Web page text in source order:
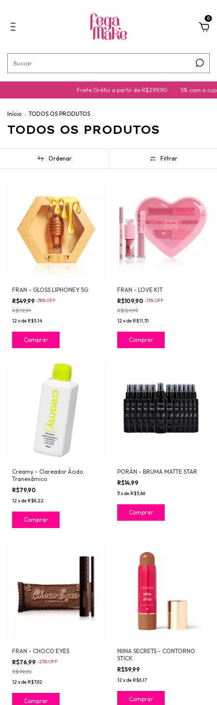
0
Frete Grátis a partir de R$299,90 5% com o cupom do
Início . TODOS OS PRODUTOS
TODOS OS PRODUTOS
Ordenar Filtrar
FRAN - GLOSS LIPHONEY 5G
R$49,99 -38%OFF
R$79,99
12xde R$5,14
FRAN - LOVE KIT
R$109,90 -15%OFF
R$129,99
12xde R$11,31
Creamy - Clareador Ácido
Tranexâmico
R$79,90
12xde R$8,22
PORÁN - BRUMA MATTE STAR
R$14,99
3xde R$5,86
FRAN - CHOCO EYES
R$76,99 -23%OFF
R$99,90
12xde R$7,92
NIINA SECRETS - CONTORNO
STICK
R$59,99
12xde R$6,17
Comprar